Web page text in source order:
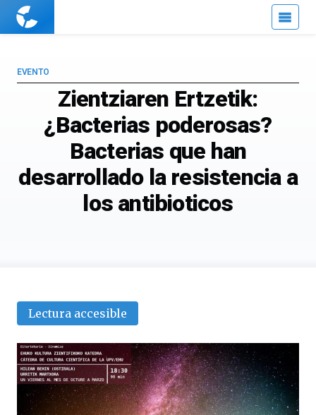
Cuaderno
Zientziaren Ertzetik:
¿Bacterias poderosas?
Bacterias que han
desarrollado la resistencia a
los antibioticos
EVENTO
Lectura accesible